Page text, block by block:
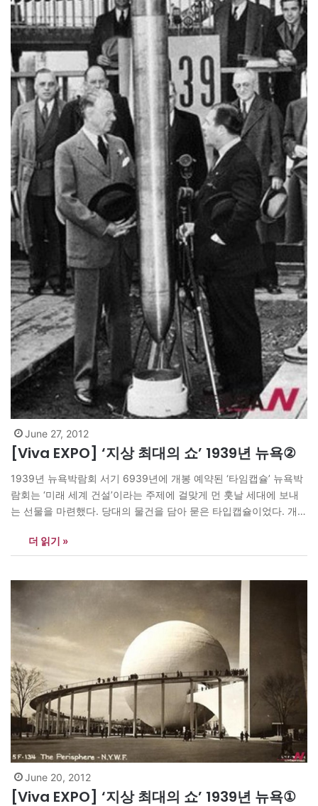
June 27, 2012
[Viva EXPO] ‘지상 최대의 쇼’ 1939년 뉴욕②
1939년 뉴욕박람회 서기 6939년에 개봉 예약된 ‘타임캡슐’ 뉴욕박
람회는 ‘미래 세계 건설’이라는 주제에 걸맞게 먼 훗날 세대에 보내
는 선물을 마련했다. 당대의 물건을 담아 묻은 타입캡슐이었다. 개봉
(Westinghouse) 전시관 앞 기념탑 아래 15m 지하에 묻힌 타임캡슐
은 웨스팅하우스가 부식되지 않는 합금으로 제작한 2.3m짜리 통이
더 읽기 »
June 20, 2012
[Viva EXPO] ‘지상 최대의 쇼’ 1939년 뉴욕①